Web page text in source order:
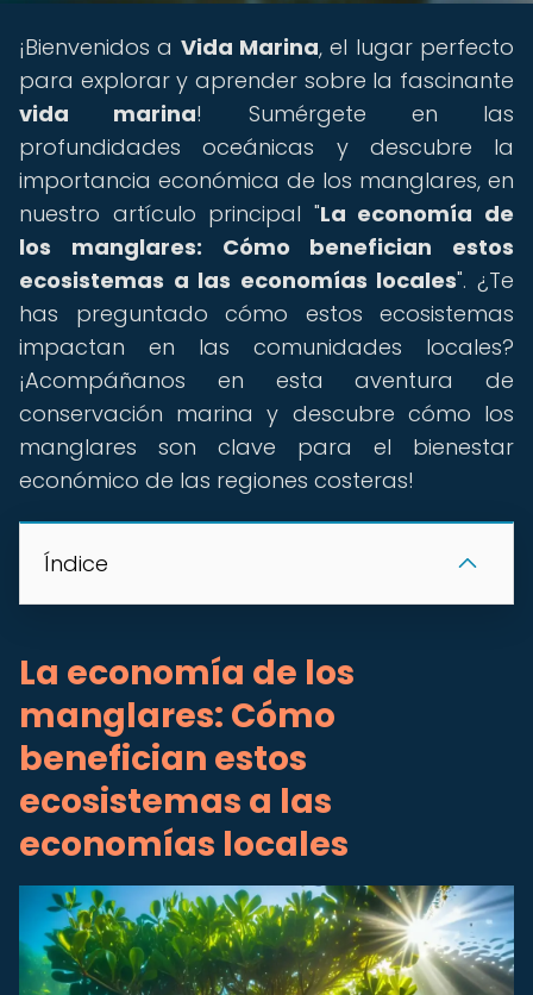
¡Bienvenidos a Vida Marina, el lugar perfecto
para explorar y aprender sobre la fascinante
vida marina! Sumérgete en las
profundidades oceánicas y descubre la
importancia económica de los manglares, en
nuestro artículo principal "La economía de
los manglares: Cómo benefician estos
ecosistemas a las economías locales". ¿Te
has preguntado cómo estos ecosistemas
impactan en las comunidades locales?
¡Acompáñanos en esta aventura de
conservación marina y descubre cómo los
manglares son clave para el bienestar
económico de las regiones costeras!
Índice
La economía de los
manglares: Cómo
benefician estos
ecosistemas a las
economías locales